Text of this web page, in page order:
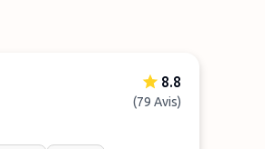
de
de
de l’aéroport.
8.8
(79 Avis)